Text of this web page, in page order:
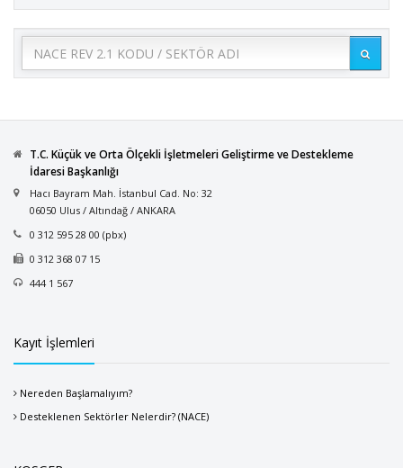
T.C. Küçük ve Orta Ölçekli İşletmeleri Geliştirme ve Destekleme
İdaresi Başkanlığı
Hacı Bayram Mah. İstanbul Cad. No: 32
06050 Ulus / Altındağ / ANKARA
0 312 595 28 00 (pbx)
0 312 368 07 15
444 1 567
Kayıt İşlemleri
Nereden Başlamalıyım?
Desteklenen Sektörler Nelerdir? (NACE)